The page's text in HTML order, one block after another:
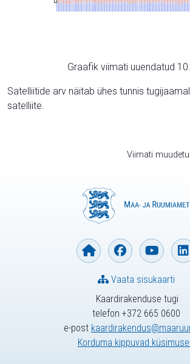
Graafik viimati uuendatud
Satelliitide arv näitab ühes tunnis
satelliite.
Viimati
Kaardirakenduse tugi
telefon +372 665 0600
e-post
Korduma kippuvad
Vaata sisukaarti